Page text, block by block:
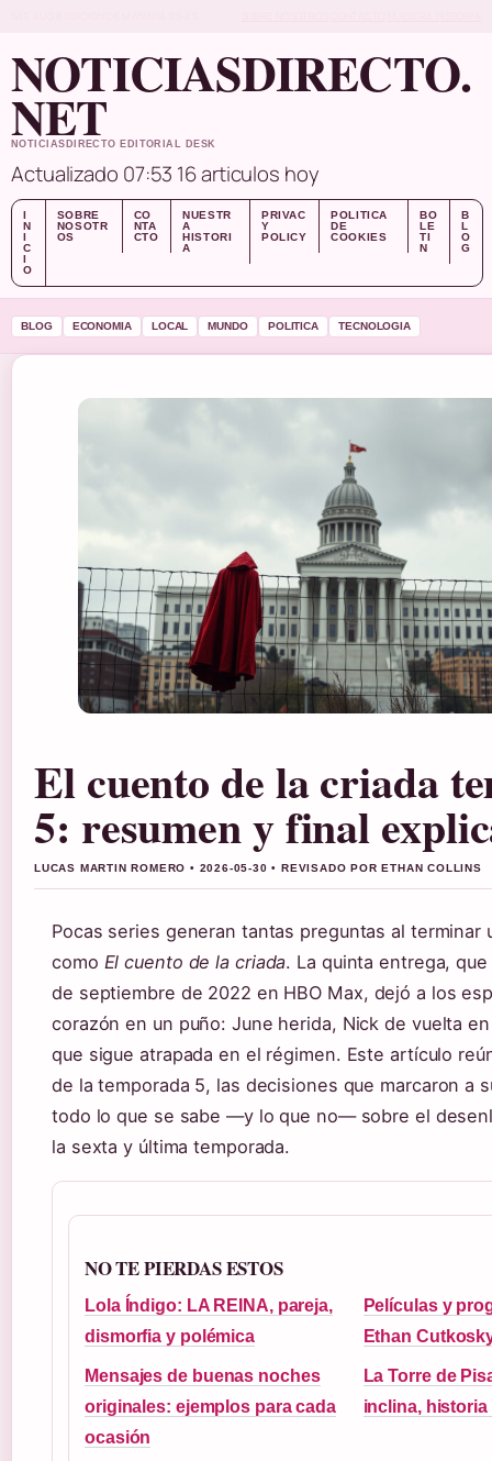
NOTICIASDIRECTO.
NET
NOTICIASDIRECTO EDITORIAL DESK
Actualizado 07:53 16 articulos hoy
I
N
I
C
I
O
SOBRE
NOSOTR
OS
CO
NTA
CTO
NUESTR
A
HISTORI
A
PRIVAC
Y
POLICY
POLITICA
DE
COOKIES
BO
LE
TI
N
B
L
O
G
BLOG ECONOMIA LOCAL MUNDO POLITICA TECNOLOGIA
El cuento de la criada
5: resumen y final
LUCAS MARTIN ROMERO • 2026-05-30 • REVISADO POR ETHAN COLLINS
Pocas series generan tantas preguntas al terminar
como El cuento de la criada. La quinta entrega,
de septiembre de 2022 en HBO Max, dejó a los
corazón en un puño: June herida, Nick de vuelta
que sigue atrapada en el régimen. Este artículo
de la temporada 5, las decisiones que marcaron a
todo lo que se sabe —y lo que no— sobre el
la sexta y última temporada.
NO TE PIERDAS ESTOS
Lola Índigo: LA REINA, pareja,
dismorfia y polémica
Películas y
Ethan
Mensajes de buenas noches
originales: ejemplos para cada
ocasión
La Torre de
inclina, historia